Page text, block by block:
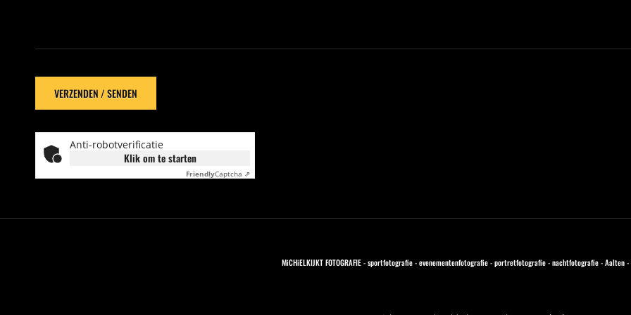
Anti-robotverificatie
Klik om te starten
FriendlyCaptcha ⇗
MiCHiELKIJKT FOTOGRAFIE - sportfotografie - evenementenfotografie - portretfotografie - nachtfotografie - Aalten